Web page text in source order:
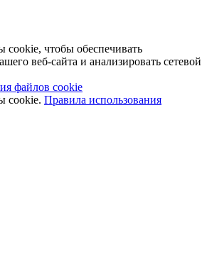
чтобы обеспечивать
веб-сайта и анализировать сетевой
файлов cookie
cookie. Правила использования